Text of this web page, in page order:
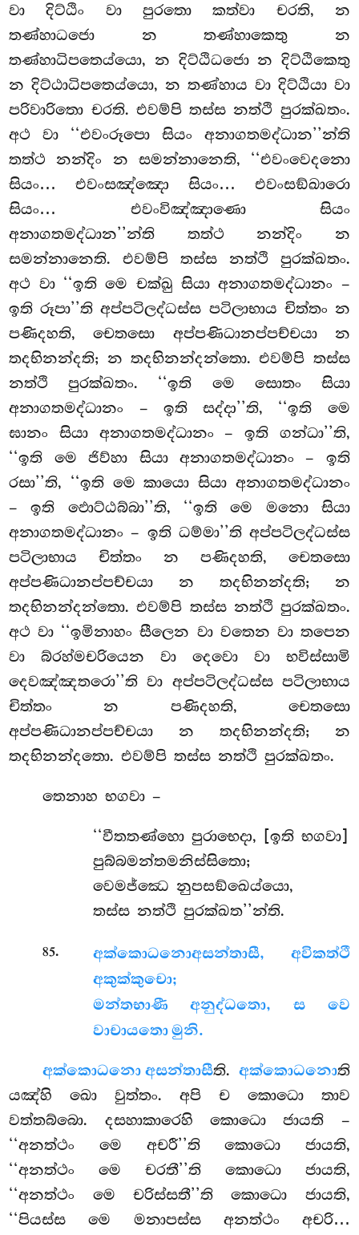
වා දිට්ඨිං වා පුරතො කත්වා චරති, න
තණ්හාධජො න තණ්හාකෙතු න
තණ්හාධිපතෙය්යො, න දිට්ඨිධජො න දිට්ඨිකෙතු
න දිට්ඨාධිපතෙය්යො, න තණ්හාය වා දිට්ඨියා වා
පරිවාරිතො චරති. එවම්පි තස්ස නත්ථි පුරක්ඛතං.
අථ වා ‘‘එවංරූපො සියං අනාගතමද්ධාන’’න්ති
තත්ථ නන්දිං න සමන්නානෙති, ‘‘එවංවෙදනො
සියං… එවංසඤ්ඤො සියං… එවංසඞ්ඛාරො
සියං… එවංවිඤ්ඤාණො සියං
අනාගතමද්ධාන’’න්ති තත්ථ නන්දිං න
සමන්නානෙති. එවම්පි තස්ස නත්ථි පුරක්ඛතං.
අථ වා ‘‘ඉති මෙ චක්ඛු සියා අනාගතමද්ධානං –
ඉති රූපා’’ති අප්පටිලද්ධස්ස පටිලාභාය චිත්තං න
පණිදහති, චෙතසො අප්පණිධානප්පච්චයා න
තදභිනන්දති; න තදභිනන්දන්තො. එවම්පි තස්ස
නත්ථි පුරක්ඛතං. ‘‘ඉති මෙ සොතං සියා
අනාගතමද්ධානං – ඉති සද්දා’’ති, ‘‘ඉති මෙ
ඝානං සියා අනාගතමද්ධානං – ඉති ගන්ධා’’ති,
‘‘ඉති මෙ ජිව්හා සියා අනාගතමද්ධානං – ඉති
රසා’’ති, ‘‘ඉති මෙ කායො සියා අනාගතමද්ධානං
– ඉති ඵොට්ඨබ්බා’’ති, ‘‘ඉති මෙ මනො සියා
අනාගතමද්ධානං – ඉති ධම්මා’’ති අප්පටිලද්ධස්ස
පටිලාභාය චිත්තං න පණිදහති, චෙතසො
අප්පණිධානප්පච්චයා න තදභිනන්දති; න
තදභිනන්දන්තො. එවම්පි තස්ස නත්ථි පුරක්ඛතං.
අථ වා ‘‘ඉමිනාහංසීලෙන වා වතෙන වා තපෙන
වා බ්රහ්මචරියෙන වා දෙවො වා භවිස්සාමි
දෙවඤ්ඤතරො’’ති වා අප්පටිලද්ධස්ස පටිලාභාය
චිත්තං න පණිදහති, චෙතසො
අප්පණිධානප්පච්චයා න තදභිනන්දති; න
තදභිනන්දතො. එවම්පි තස්ස නත්ථි පුරක්ඛතං.
තෙනාහ භගවා –
‘‘වීතතණ්හො පුරාභෙදා, [ඉති භගවා]
පුබ්බමන්තමනිස්සිතො;
වෙමජ්ඣෙ නුපසඞ්ඛෙය්යො,
තස්ස නත්ථි පුරක්ඛත’’න්ති.
85. අක්කොධනොඅසන්තාසී, අවිකත්ථී
අකුක්කුචො;
මන්තභාණී අනුද්ධතො, ස වෙ
වාචායතො මුනි.
අක්කොධනො අසන්තාසීති. අක්කොධනොති
යඤ්හි ඛො වුත්තං. අපි ච කොධො තාව
වත්තබ්බො. දසහාකාරෙහි කොධො ජායති –
‘‘අනත්ථං මෙ අචරී’’ති කොධො ජායති,
‘‘අනත්ථං මෙ චරතී’’ති කොධො ජායති,
‘‘අනත්ථං මෙ චරිස්සතී’’ති කොධො ජායති,
‘‘පියස්ස මෙ මනාපස්ස අනත්ථං අචරි…